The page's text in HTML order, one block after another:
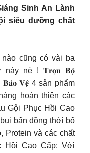
Sinh An Lành
siêu dưỡng chất
cũng có vài ba
này nè ! 𝐓𝐫𝐨̣𝐧 𝐁𝐨̣̂
𝐁𝐚̉𝐨 𝐕𝐞̣̂ 4 sản phẩm
hoàn thiện các
Gội Phục Hồi Cao
bẩn đồng thời bổ
Protein và các chất
Hồi Cao Cấp: Với